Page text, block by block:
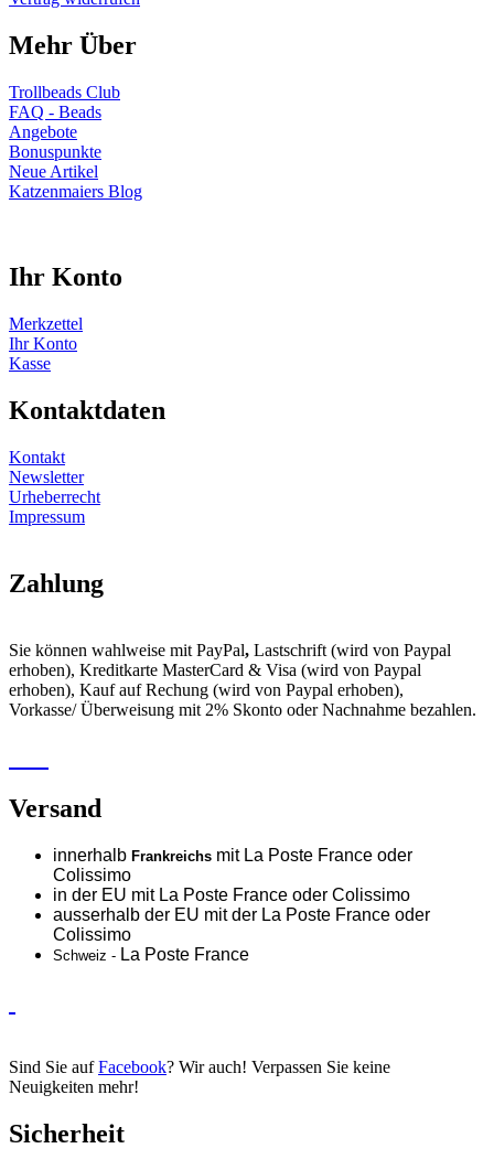
Mehr Über
Trollbeads Club
FAQ - Beads
Angebote
Bonuspunkte
Neue Artikel
Katzenmaiers Blog
Ihr Konto
Merkzettel
Ihr Konto
Kasse
Kontaktdaten
Kontakt
Newsletter
Urheberrecht
Impressum
Zahlung
Sie können wahlweise mit PayPal, Lastschrift (wird von Paypal
erhoben), Kreditkarte MasterCard & Visa (wird von Paypal
erhoben), Kauf auf Rechung (wird von Paypal erhoben),
Vorkasse/ Überweisung mit 2% Skonto oder Nachnahme bezahlen.
Versand
innerhalb Frankreichs mit La Poste France oder
Colissimo
in der EU mit La Poste France oder Colissimo
ausserhalb der EU mit der La Poste France oder
Colissimo
Schweiz - La Poste France
Sind Sie aufFacebook? Wir auch! Verpassen Sie keine
Neuigkeiten mehr!
Sicherheit